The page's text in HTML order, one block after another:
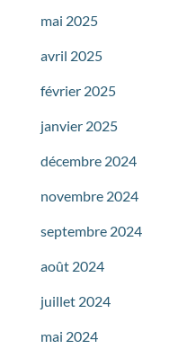
mai 2025
avril 2025
février 2025
janvier 2025
décembre 2024
novembre 2024
septembre 2024
août 2024
juillet 2024
mai 2024